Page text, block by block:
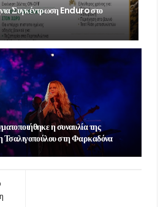
Συγκέντρωση Enduro στο
η συναυλία της
Τσαλιγοπούλου στη Φαρκαδόνα